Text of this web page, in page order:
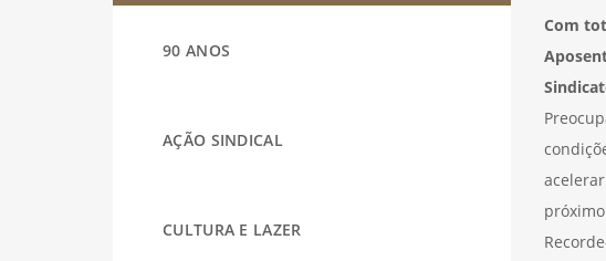
90 ANOS
AÇÃO SINDICAL
CULTURA E LAZER
Com